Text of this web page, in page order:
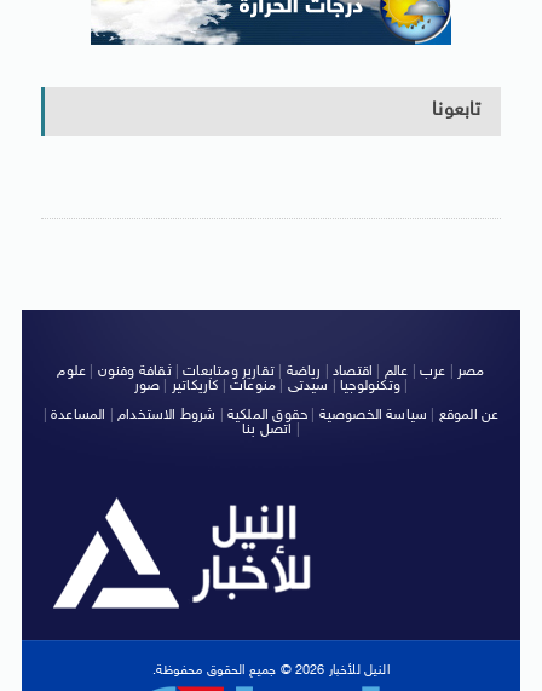
تابعونا
مصر عرب عالم اقتصاد رياضة |تقارير ومتابعات|ثقافة وفنون
علوم
وتكنولوجيا| سيدتى منوعات كاريكاتير صور
|
عن الموقع
سياسة الخصوصية حقوق الملكية شروط الاستخدام| المساعدة|
اتصل بنا
النيل للأخبار 2026 © جميع الحقوق محفوظة.